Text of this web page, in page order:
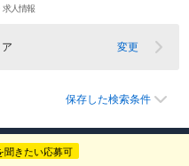
求人情報
変更
保存した検索条件
聞きたい応募可